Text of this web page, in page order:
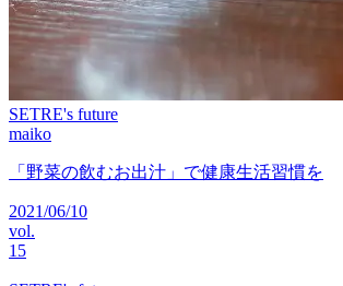
SETRE's future
maiko
「野菜の飲むお出汁」で健康生活習慣を
2021/06/10
vol.
15